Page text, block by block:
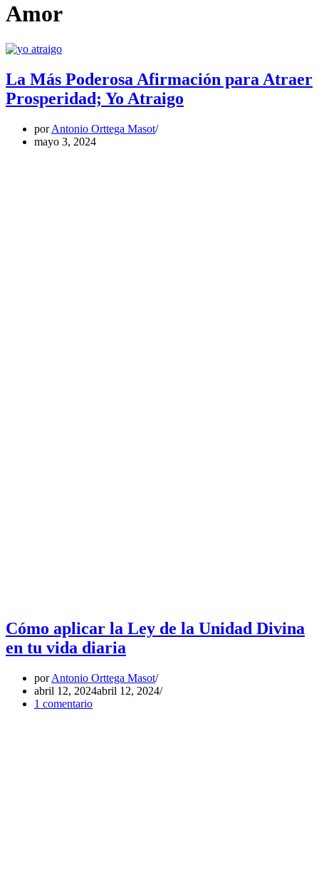
Amor
La Más Poderosa Afirmación para Atraer
Prosperidad; Yo Atraigo
porAntonio Orttega Masot
mayo 3, 2024
Cómo aplicar la Ley de la Unidad Divina
en tu vida diaria
porAntonio Orttega Masot
abril 12, 2024abril 12, 2024
1 comentario